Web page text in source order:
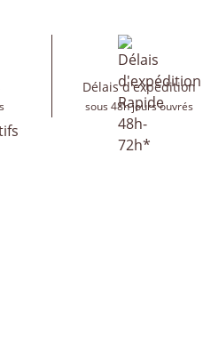
Délais d'expédition
sous 48h jours ouvrés